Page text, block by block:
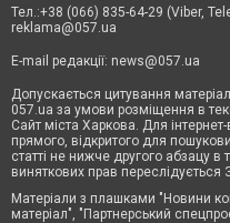
Тел.:+38 (066) 835-64-29 (Viber,
reklama@057.ua
E-mail редакції: news@057.ua
Допускається цитування
057.ua за умови розміщення в
Сайт міста Харкова. Для
прямого, відкритого для
статті не нижче другого абзацу
виняткових прав переслідується
Матеріали з плашками "Новини
матеріал", "Партнерський